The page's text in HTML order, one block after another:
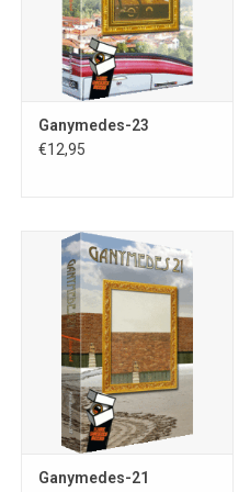
Nederlandstalige fantastische
dit jaarboek bijdragen zijn
Remco Meisner,Max Moragie
Frank Roger,Laura
Oscar Tops ,Laura
ook nu weer warm omhelsd
‘Ganymedes-roerganger’
Centauri, uit 1968).
van de
en kunst. Bekende
Ganymedes-23
€12,95
Ganymedes-21